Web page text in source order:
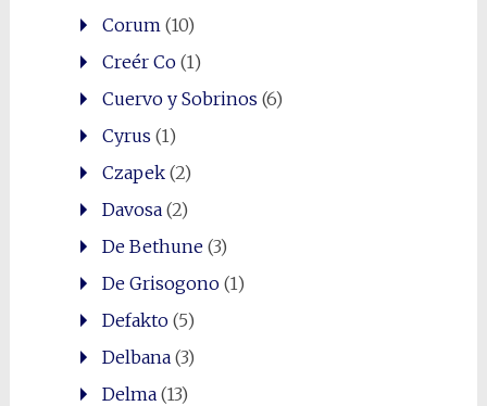
Corum (10)
Creér Co(1)
Cuervo y Sobrinos (6)
Cyrus (1)
Czapek(2)
Davosa(2)
De Bethune(3)
De Grisogono(1)
Defakto(5)
Delbana(3)
Delma(13)